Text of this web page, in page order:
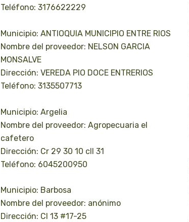
Teléfono: 3176622229
Municipio: ANTIOQUIA MUNICIPIO ENTRE RIOS
Nombre del proveedor: NELSON GARCIA
MONSALVE
Dirección: VEREDA PIO DOCE ENTRERIOS
Teléfono: 3135507713
Municipio: Argelia
Nombre del proveedor: Agropecuaria el
cafetero
Dirección: Cr 29 30 10 cll 31
Teléfono: 6045200950
Municipio: Barbosa
Nombre del proveedor: anónimo
Dirección: Cl 13 #17-25